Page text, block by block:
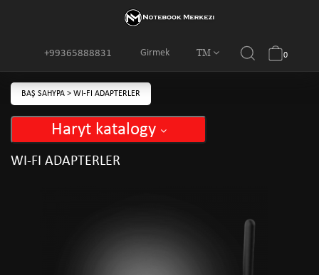
Girmek TM
+99365888831 0
BAŞ SAHYPA > WI-FI ADAPTERLER
Haryt katalogy
WI-FI ADAPTERLER